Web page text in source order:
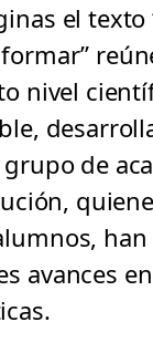
el
nivel
de
avances